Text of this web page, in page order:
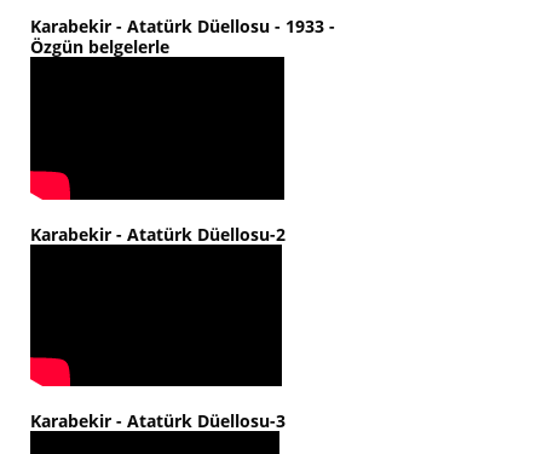
Karabekir - Atatürk Düellosu - 1933 -
Özgün belgelerle
Karabekir - Atatürk Düellosu-2
Karabekir - Atatürk Düellosu-3